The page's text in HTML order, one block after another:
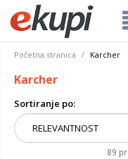
Početna stranica Karcher
Karcher
Sortiranje po:
89